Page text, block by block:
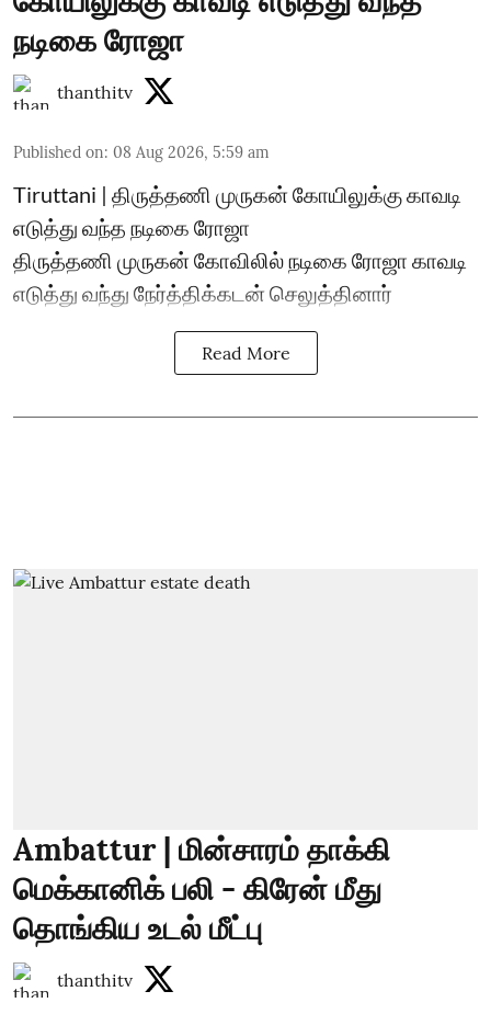
நடிகை ரோஜா
thanthitv
Published on: 08 Aug 2026, 5:59 am
Tiruttani | திருத்தணி முருகன் கோயிலுக்கு காவடி
எடுத்து வந்த நடிகை ரோஜா
திருத்தணி முருகன் கோவிலில் நடிகை ரோஜா காவடி
எடுத்து வந்து நேர்த்திக்கடன் செலுத்தினார்
Read More
Ambattur | மின்சாரம் தாக்கி
மெக்கானிக் பலி - கிரேன் மீது
தொங்கிய உடல் மீட்பு
thanthitv